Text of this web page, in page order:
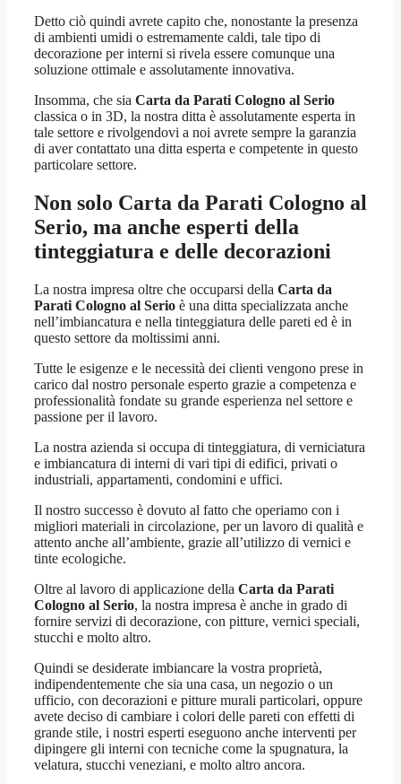
Detto ciò quindi avrete capito che, nonostante la presenza
di ambienti umidi o estremamente caldi, tale tipo di
decorazione per interni si rivela essere comunque una
soluzione ottimale e assolutamente innovativa.
Insomma, che sia Carta da Parati Cologno al Serio
classica o in 3D, la nostra ditta è assolutamente esperta in
tale settore e rivolgendovi a noi avrete sempre la garanzia
di aver contattato una ditta esperta e competente in questo
particolare settore.
Non solo Carta da Parati Cologno al
Serio, ma anche esperti della
tinteggiatura e delle decorazioni
La nostra impresa oltre che occuparsi della Carta da
Parati Cologno al Serio è una ditta specializzata anche
nell’imbiancatura e nella tinteggiatura delle pareti ed è in
questo settore da moltissimi anni.
Tutte le esigenze e le necessità dei clienti vengono prese in
carico dal nostro personale esperto grazie a competenza e
professionalità fondate su grande esperienza nel settore e
passione per il lavoro.
La nostra azienda si occupa di tinteggiatura, di verniciatura
e imbiancatura di interni di vari tipi di edifici, privati o
industriali, appartamenti, condomini e uffici.
Il nostro successo è dovuto al fatto che operiamo con i
migliori materiali in circolazione, per un lavoro di qualità e
attento anche all’ambiente, grazie all’utilizzo di vernici e
tinte ecologiche.
Oltre al lavoro di applicazione della Carta da Parati
Cologno al Serio, la nostra impresa è anche in grado di
fornire servizi di decorazione, con pitture, vernici speciali,
stucchi e molto altro.
Quindi se desiderate imbiancare la vostra proprietà,
indipendentemente che sia una casa, un negozio o un
ufficio, con decorazioni e pitture murali particolari, oppure
avete deciso di cambiare i colori delle pareti con effetti di
grande stile, i nostri esperti eseguono anche interventi per
dipingere gli interni con tecniche come la spugnatura, la
velatura, stucchi veneziani, e molto altro ancora.